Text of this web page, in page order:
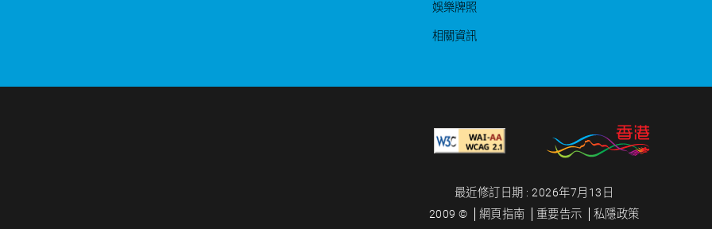
娛樂牌照
相關資訊
最近修訂日期 : 2026年7月13日
2009 ©
網頁指南 重要告示 私隱政策